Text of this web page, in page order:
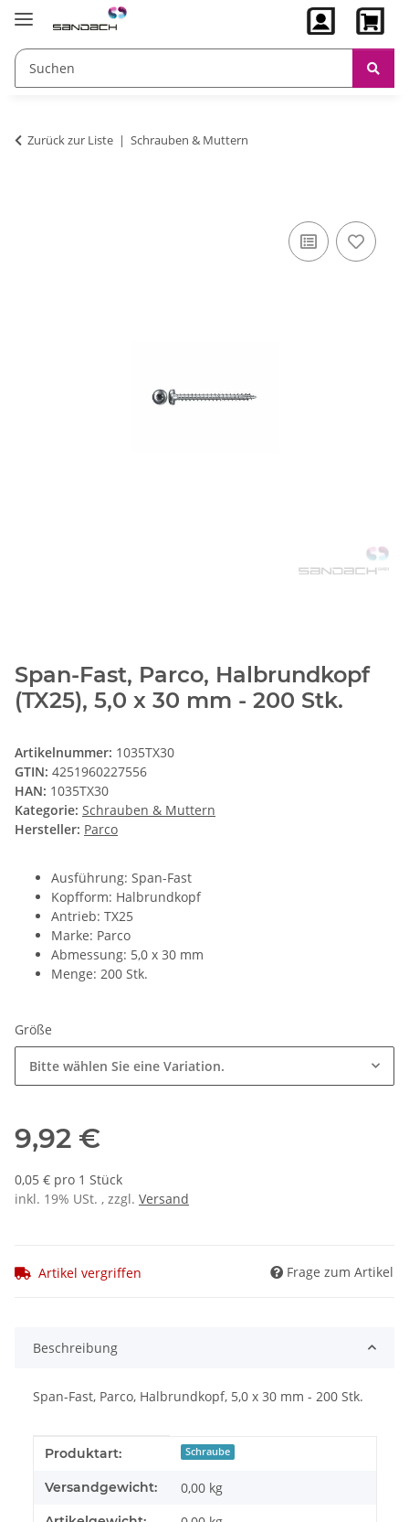
Zurück zur Liste Schrauben & Muttern
Span-Fast, Parco, Halbrundkopf
(TX25), 5,0 x 30 mm - 200 Stk.
Artikelnummer: 1035TX30
GTIN: 4251960227556
HAN: 1035TX30
Kategorie: Schrauben & Muttern
Hersteller: Parco
Ausführung: Span-Fast
Kopfform: Halbrundkopf
Antrieb: TX25
Marke: Parco
Abmessung: 5,0 x 30 mm
Menge: 200 Stk.
Größe
Bitte wählen Sie eine Variation.
9,92 €
0,05 € pro 1 Stück
inkl. 19% USt. , zzgl. Versand
Artikel vergriffen Frage zum Artikel
Beschreibung
Span-Fast, Parco, Halbrundkopf, 5,0 x 30 mm - 200 Stk.
Produkteigenschaft
Wert
Produktart: Schraube
Versandgewicht: 0,00 kg